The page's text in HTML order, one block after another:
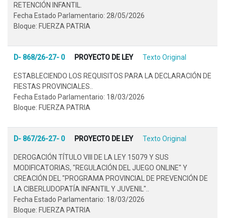
RETENCIÓN INFANTIL.
Fecha Estado Parlamentario: 28/05/2026
Bloque: FUERZA PATRIA
D- 868/26-27- 0 PROYECTO DE LEY Texto Original
ESTABLECIENDO LOS REQUISITOS PARA LA DECLARACIÓN DE
FIESTAS PROVINCIALES..
Fecha Estado Parlamentario: 18/03/2026
Bloque: FUERZA PATRIA
D- 867/26-27- 0 PROYECTO DE LEY Texto Original
DEROGACIÓN TÍTULO VIII DE LA LEY 15079 Y SUS
MODIFICATORIAS, "REGULACIÓN DEL JUEGO ONLINE" Y
CREACIÓN DEL "PROGRAMA PROVINCIAL DE PREVENCIÓN DE
LA CIBERLUDOPATÍA INFANTIL Y JUVENIL"..
Fecha Estado Parlamentario: 18/03/2026
Bloque: FUERZA PATRIA